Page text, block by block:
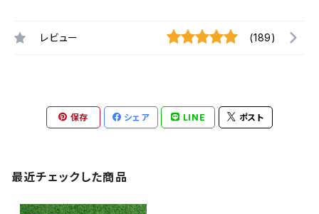
レビュー (189)
保存 シェア LINE ポスト
最近チェックした商品